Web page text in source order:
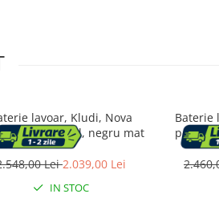
lavoar, Kludi, Nova
100, cu ventil, negru mat
Lei2.039,00 Lei
IN STOC
Baterie
perete,